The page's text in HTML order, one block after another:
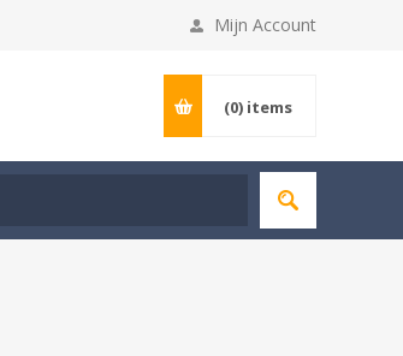
Mijn Account
(0) items